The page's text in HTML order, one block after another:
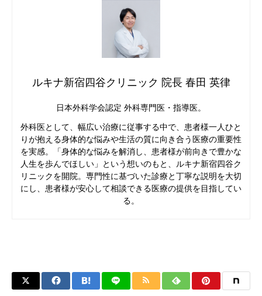
ルキナ新宿四谷クリニック 院長 春田 英律
日本外科学会認定 外科専門医・指導医。
外科医として、幅広い治療に従事する中で、患者様一人ひと
りが抱える身体的な悩みや生活の質に向き合う医療の重要性
を実感。「身体的な悩みを解消し、患者様が前向きで豊かな
人生を歩んでほしい」という想いのもと、ルキナ新宿四谷ク
リニックを開院。専門性に基づいた診療と丁寧な説明を大切
にし、患者様が安心して相談できる医療の提供を目指してい
る。